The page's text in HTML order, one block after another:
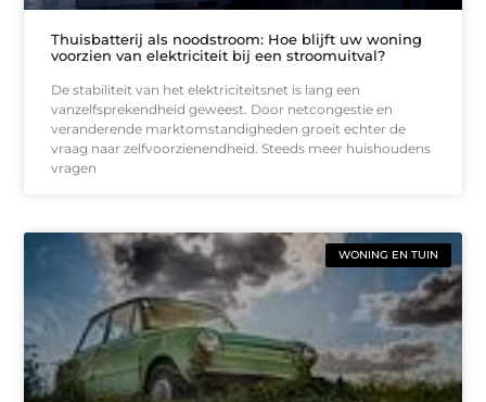
Thuisbatterij als noodstroom: Hoe blijft uw woning
voorzien van elektriciteit bij een stroomuitval?
De stabiliteit van het elektriciteitsnet is lang een
vanzelfsprekendheid geweest. Door netcongestie en
veranderende marktomstandigheden groeit echter de
vraag naar zelfvoorzienendheid. Steeds meer huishoudens
vragen
WONING EN TUIN